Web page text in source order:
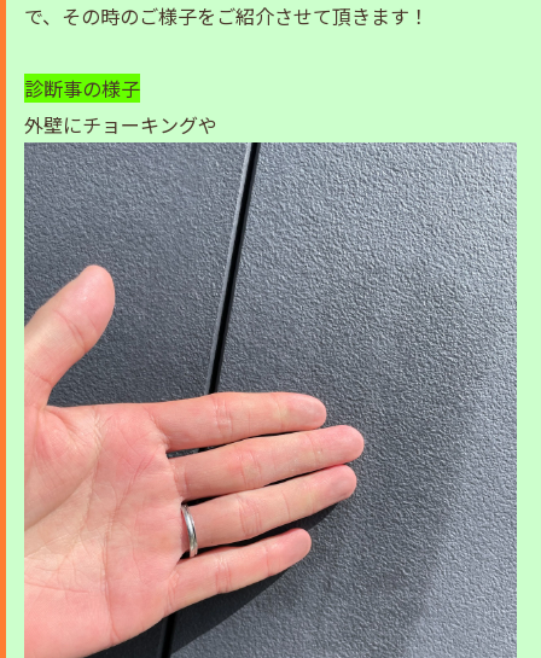
で、その時のご様子をご紹介させて頂きます！
診断事の様子
外壁にチョーキングや